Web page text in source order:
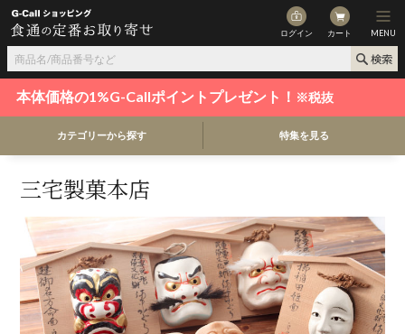
ログイン カート MENU
本体価格の1%G-Callポイントプレゼント！ ※税抜
カテゴリーから探す 特集を見る
三宅製菓本店